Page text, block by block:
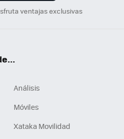
ventajas exclusivas
Análisis
Móviles
Xataka Movilidad